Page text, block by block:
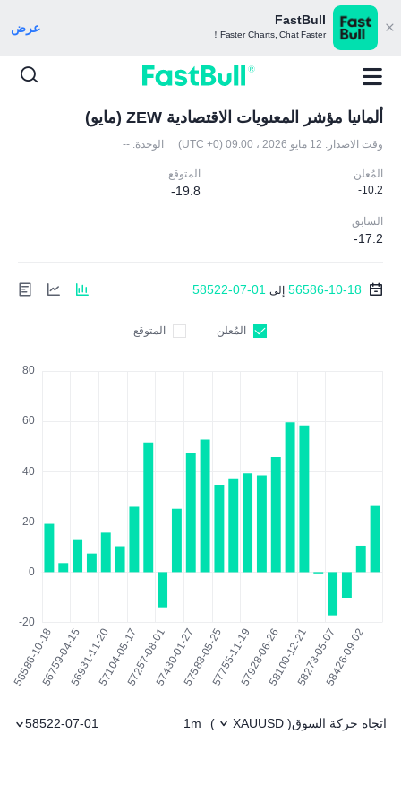
FastBull
Faster Charts, Chat Faster！ عرض
ألمانيا مؤشر المعنويات الاقتصادية ZEW (مايو)
وقت الاصدار: 12 مايو 2026 ، 09:00 (UTC +0) الوحدة: --
المُعلن
-10.2
المتوقع
-19.8
السابق
-17.2
56586-10-18 إلى 58522-07-01
المُعلن المتوقع
اتجاه حركة السوق(
XAUUSD
)
1m
58522-07-01